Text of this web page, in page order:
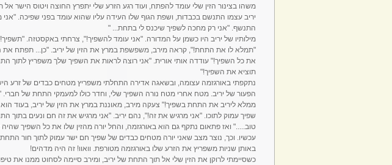
משהו בצינור הזין שלי עומד להפתח, ועוד רגע הזרע שלי יתפרץ החוצה ויטוס הישר
יריב עצמו התנשם בכבדות, ושפת הגוף שלו העידה עליו שהוא עומד בפני שפיכה. "אני
התנשף. "אני רק מחכה לשפיך שיכנס לי בתחת... "
מילותיו של יריב היו כשמן על המדורה. "אני עומד להשפיך!", צרחתי באקסטזה.
"תמלא לו את התחת!", קראה מירב, משפשפת במרץ את הזין של יריב. "כן... תפתח את
את כל השפיך!" עודדה אותי אורית. "אני רוצה לראות את השפיך שלך משפריץ לתוך
תוציא את השפיך!"
נתקפתי באורגזמה עצומה, ובשאגה אדירה התחלתי משפריץ מטחים כבדים של זרע
הפעור של יריב. מטח אחרי מטח נורה השפיך שלי, וחדר כולו למעמקי התחת של חברי.
ממלא ליריב את התחת בשפיך!" צעקה מירב, מאוננת במרץ את הזין של יריב, בעוד
שפיך עמוק לתוכו. "אני מרגיש את זה!", נהם יריב. "אני מרגיש את זה חם ונעים בתוך
טוב....." ואז פתאום נתקף גם הוא באורגזמה, והחל יורה מהזין שלו את כל השפיך שהיה
עכשיו. וכך, נוצר מצב שאני יורה מטחים כבדים של שפיך חם ישר עמוק לתוך חור התחת
באותן שניות משפריץ את הזרע שלו באורגזמה מטורפת. וואוו! זה היה מדהים!
כשסיימתי לרוקן את הזין שלי אל תוך התחת של יריב, ומירב סיימה לסחוט ממנו את